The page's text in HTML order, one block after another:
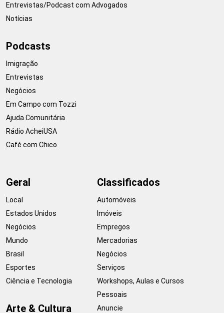
Entrevistas/Podcast com Advogados
Notícias
Podcasts
Imigração
Entrevistas
Negócios
Em Campo com Tozzi
Ajuda Comunitária
Rádio AcheiUSA
Café com Chico
Geral
Local
Estados Unidos
Negócios
Mundo
Brasil
Esportes
Ciência e Tecnologia
Arte & Cultura
Classificados
Automóveis
Imóveis
Empregos
Mercadorias
Negócios
Serviços
Workshops, Aulas e Cursos
Pessoais
Anuncie